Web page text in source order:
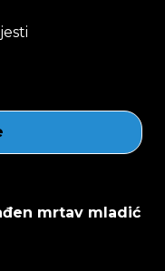
mrtav mladić